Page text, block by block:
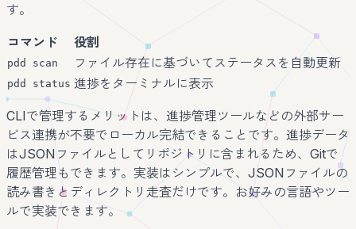
す。
コマンド 役割
pdd scan ファイル存在に基づいてステータスを自動更新
pdd status 進捗をターミナルに表示
CLIで管理するメリットは、進捗管理ツールなどの外部サー
ビス連携が不要でローカル完結できることです。進捗データ
はJSONファイルとしてリポジトリに含まれるため、Gitで
履歴管理もできます。実装はシンプルで、JSONファイルの
読み書きとディレクトリ走査だけです。お好みの言語やツー
ルで実装できます。